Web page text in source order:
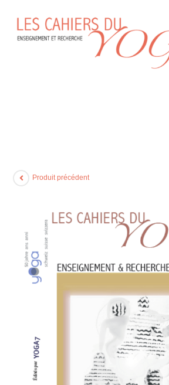
Produit précédent